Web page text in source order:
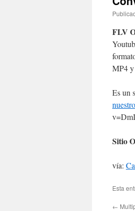
FLV
MP4
Es un
Sitio
vía:
Esta
←